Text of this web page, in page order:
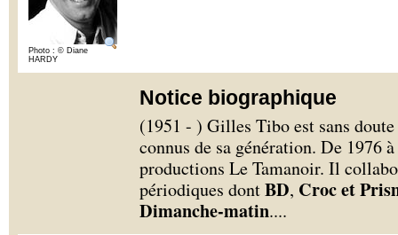
Photo : © Diane
HARDY
Notice biographique
(1951 - ) Gilles Tibo est sans
connus de sa génération. De 1976
productions Le Tamanoir. Il
périodiques dontBD, Croc et
Dimanche-matin....